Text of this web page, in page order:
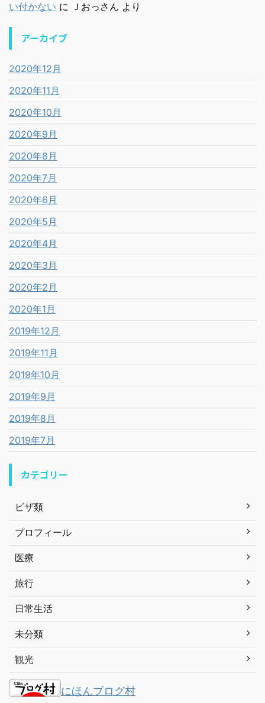
い付かない に Ｊおっさん より
アーカイブ
2020年12月
2020年11月
2020年10月
2020年9月
2020年8月
2020年7月
2020年6月
2020年5月
2020年4月
2020年3月
2020年2月
2020年1月
2019年12月
2019年11月
2019年10月
2019年9月
2019年8月
2019年7月
カテゴリー
ビザ類
プロフィール
医療
旅行
日常生活
未分類
観光
にほんブログ村